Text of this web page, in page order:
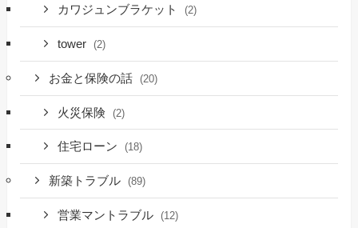
カワジュンブラケット (2)
tower (2)
お金と保険の話 (20)
火災保険 (2)
住宅ローン (18)
新築トラブル (89)
営業マントラブル (12)